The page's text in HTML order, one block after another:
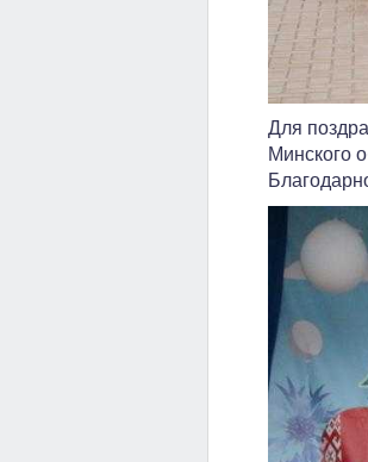
Для
Минского